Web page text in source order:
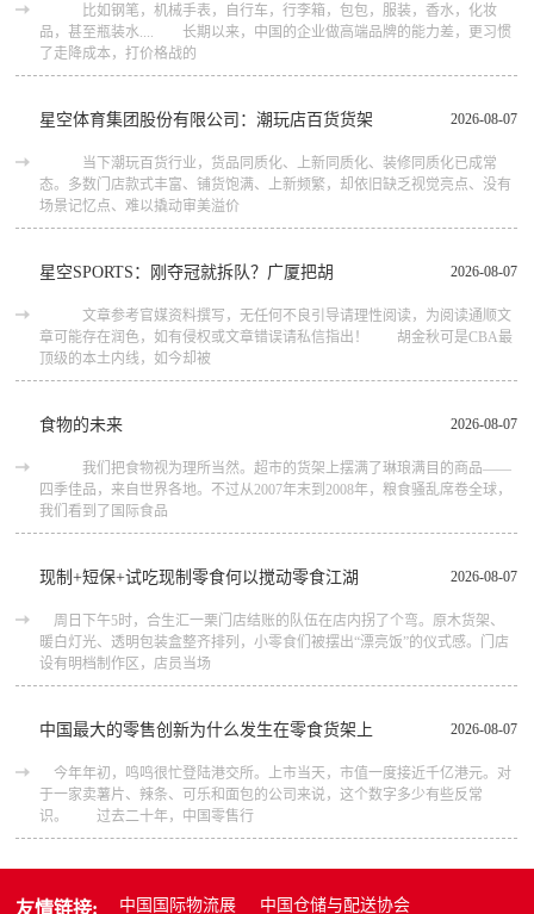
比如钢笔，机械手表，自行车，行李箱，包包，服装，香水，化妆
品，甚至瓶装水.... 长期以来，中国的企业做高端品牌的能力差，更习惯
了走降成本，打价格战的
2026-08-07
星空体育集团股份有限公司：潮玩店百货货架
当下潮玩百货行业，货品同质化、上新同质化、装修同质化已成常
态。多数门店款式丰富、铺货饱满、上新频繁，却依旧缺乏视觉亮点、没有
场景记忆点、难以撬动审美溢价
2026-08-07
星空SPORTS：刚夺冠就拆队？广厦把胡
文章参考官媒资料撰写，无任何不良引导请理性阅读，为阅读通顺文
章可能存在润色，如有侵权或文章错误请私信指出！ 胡金秋可是CBA最
顶级的本土内线，如今却被
2026-08-07
食物的未来
我们把食物视为理所当然。超市的货架上摆满了琳琅满目的商品――
四季佳品，来自世界各地。不过从2007年末到2008年，粮食骚乱席卷全球，
我们看到了国际食品
2026-08-07
现制+短保+试吃现制零食何以搅动零食江湖
周日下午5时，合生汇一栗门店结账的队伍在店内拐了个弯。原木货架、
暖白灯光、透明包装盒整齐排列，小零食们被摆出“漂亮饭”的仪式感。门店
设有明档制作区，店员当场
2026-08-07
中国最大的零售创新为什么发生在零食货架上
今年年初，鸣鸣很忙登陆港交所。上市当天，市值一度接近千亿港元。对
于一家卖薯片、辣条、可乐和面包的公司来说，这个数字多少有些反常
识。 过去二十年，中国零售行
友情链接: 中国国际物流展 中国仓储与配送协会